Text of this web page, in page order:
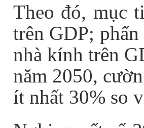
Theo đó, mục
trên GDP;
nhà kính trên
năm 2050,
ít nhất 30% so